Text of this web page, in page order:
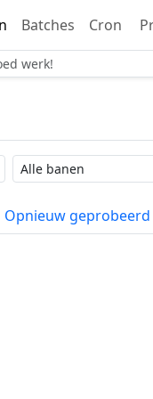
Batches Cron
werk!
Taak naam
Opnieuw geprobeerd